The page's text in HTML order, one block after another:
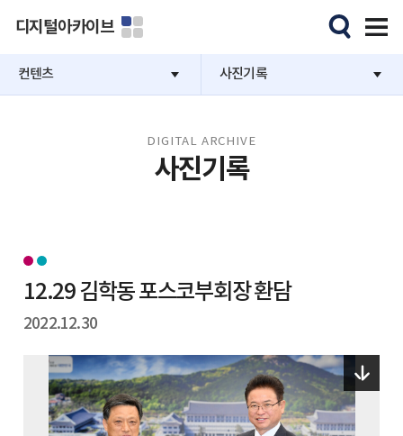
디지털아카이브
컨텐츠 사진기록
DIGITAL ARCHIVE
사진기록
12.29 김학동 포스코부회장 환담
2022.12.30